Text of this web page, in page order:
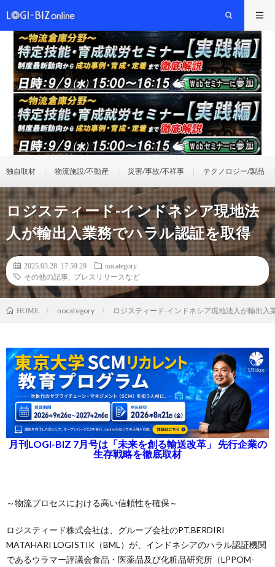
独自取材 物流施設/不動産 災害/事故/不祥事 テクノロジー/製品
ロジスティード-インドネシア現地法
人が輸出入業務でハラル認証を取得
2025.03.28 17:59:29
nocategory
その他の記事
プレスリリースなど
HOME nocategory ロジスティード-インドネシア現地法人が輸出入
月刊LOGI-BIZ 7月号は「未来を創る輸送改革」 先行企業の
生存戦略を徹底取材
～物流プロセスにおける高い信頼性を確保～
ロジスティード株式会社は、グループ会社のPT.BERDIRI
MATAHARI LOGISTIK（BML）が、インドネシアのハラル認証機関
であるウラマー評議会食品・医薬品及び化粧品研究所（LPPOM-